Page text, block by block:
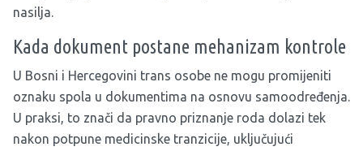
nasilja.
Kada dokument postane mehanizam kontrole
U Bosni i Hercegovini trans osobe ne mogu promijeniti
oznaku spola u dokumentima na osnovu samoodređenja.
U praksi, to znači da pravno priznanje roda dolazi tek
nakon potpune medicinske tranzicije, uključujući